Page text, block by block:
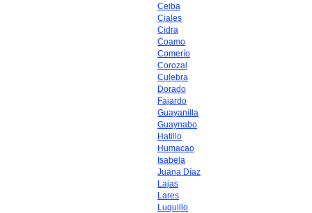
Ceiba
Ciales
Cidra
Coamo
Comerío
Corozal
Culebra
Dorado
Fajardo
Guayanilla
Guaynabo
Hatillo
Humacao
Isabela
Juana Díaz
Lajas
Lares
Luquillo